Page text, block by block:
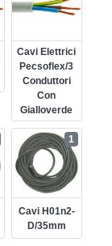
Cavi Elettrici
Pecsoflex/3
Conduttori
Con
Gialloverde
Cavi H01n2-
D/35mm
1